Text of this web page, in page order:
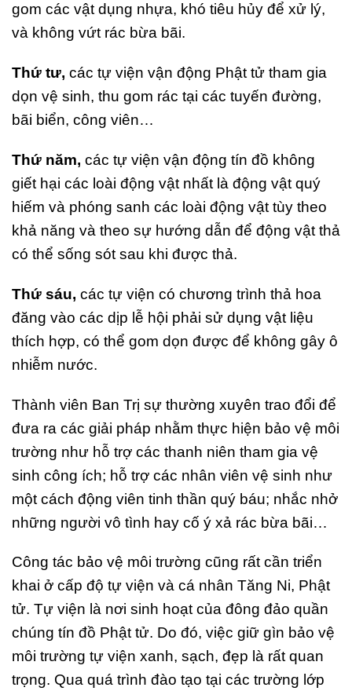
gom các vật dụng nhựa, khó tiêu hủy để xử lý,
và không vứt rác bừa bãi.
Thứ tư, các tự viện vận động Phật tử tham gia
dọn vệ sinh, thu gom rác tại các tuyến đường,
bãi biển, công viên…
Thứ năm, các tự viện vận động tín đồ không
giết hại các loài động vật nhất là động vật quý
hiếm và phóng sanh các loài động vật tùy theo
khả năng và theo sự hướng dẫn để động vật thả
có thể sống sót sau khi được thả.
Thứ sáu, các tự viện có chương trình thả hoa
đăng vào các dịp lễ hội phải sử dụng vật liệu
thích hợp, có thể gom dọn được để không gây ô
nhiễm nước.
Thành viên Ban Trị sự thường xuyên trao đổi để
đưa ra các giải pháp nhằm thực hiện bảo vệ môi
trường như hỗ trợ các thanh niên tham gia vệ
sinh công ích; hỗ trợ các nhân viên vệ sinh như
một cách động viên tinh thần quý báu; nhắc nhở
những người vô tình hay cố ý xả rác bừa bãi…
Công tác bảo vệ môi trường cũng rất cần triển
khai ở cấp độ tự viện và cá nhân Tăng Ni, Phật
tử. Tự viện là nơi sinh hoạt của đông đảo quần
chúng tín đồ Phật tử. Do đó, việc giữ gìn bảo vệ
môi trường tự viện xanh, sạch, đẹp là rất quan
trọng. Qua quá trình đào tạo tại các trường lớp